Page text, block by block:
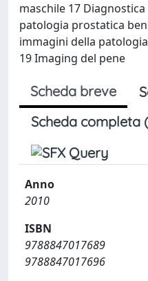
maschile 17
patologia prostatica
immagini della
19 Imaging del pene
Scheda breve
Scheda completa
Anno
2010
ISBN
9788847017689
9788847017696